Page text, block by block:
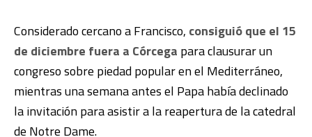
Considerado cercano a Francisco, consiguió que el 15
de diciembre fuera a Córcega para clausurar un
congreso sobre piedad popular en el Mediterráneo,
mientras una semana antes el Papa había declinado
la invitación para asistir a la reapertura de la catedral
de Notre Dame.